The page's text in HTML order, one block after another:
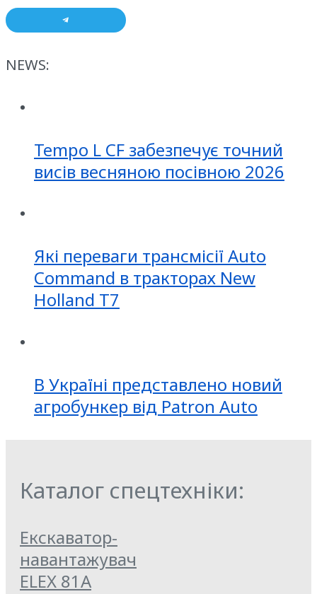
NEWS:
Tempo L CF забезпечує точний
висів весняною посівною 2026
Які переваги трансмісії Auto
Command в тракторах New
Holland T7
В Україні представлено новий
агробункер від Patron Auto
Каталог спецтехніки:
Екскаватор-
навантажувач
ELEX 81A